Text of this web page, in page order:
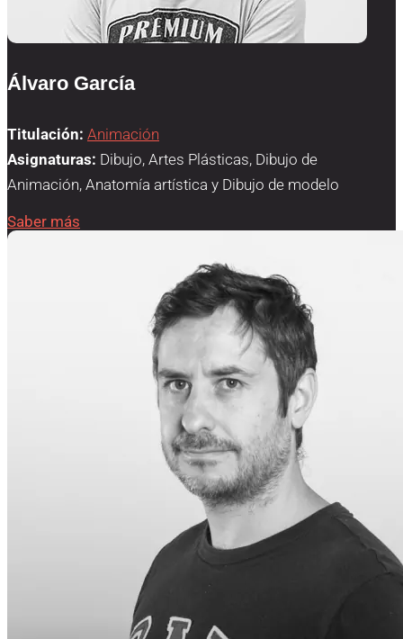
Álvaro García
Titulación: Animación
Asignaturas: Dibujo, Artes Plásticas, Dibujo de
Animación, Anatomía artística y Dibujo de modelo
Saber más